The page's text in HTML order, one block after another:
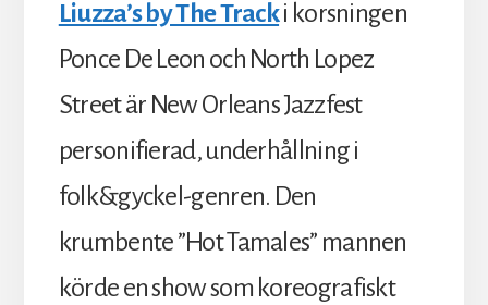
Liuzza’s by The Tracki korsningen
Ponce De Leon och North Lopez
Street är New Orleans Jazzfest
personifierad, underhållning i
folk&gyckel-genren. Den
krumbente ”Hot Tamales” mannen
körde en show som koreografiskt